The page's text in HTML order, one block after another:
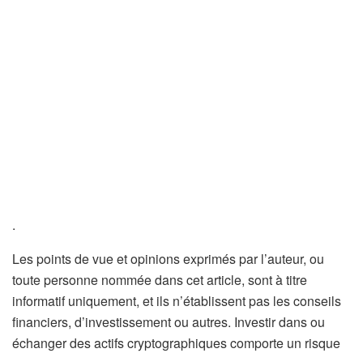
.
Les points de vue et opinions exprimés par l’auteur, ou
toute personne nommée dans cet article, sont à titre
informatif uniquement, et ils n’établissent pas les conseils
financiers, d’investissement ou autres. Investir dans ou
échanger des actifs cryptographiques comporte un risque